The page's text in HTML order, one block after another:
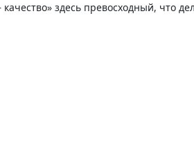
здесь превосходный, что